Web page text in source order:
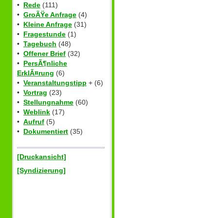
• Rede (111)
• GroÃŸe Anfrage (4)
• Kleine Anfrage (31)
• Fragestunde (1)
• Tagebuch (48)
• Offener Brief (32)
• PersÃ¶nliche
ErklÃ¤rung (6)
• Veranstaltungstipp + (6)
• Vortrag (23)
• Stellungnahme (60)
• Weblink (17)
• Aufruf (5)
• Dokumentiert (35)
[Druckansicht]
[Syndizierung]